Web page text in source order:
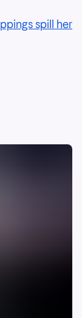
spill her